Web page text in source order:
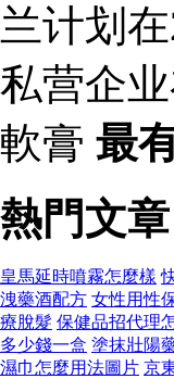
兰计划
私营企
軟膏 最
熱門文章
皇馬延時噴霧怎麼樣
洩藥酒配方 女性用性
療脫髮 保健品招代理
多少錢一盒 塗抹壯陽
濕巾怎麼用法圖片 京